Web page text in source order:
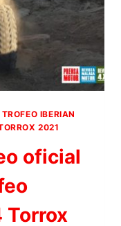
TROFEO IBERIAN
2021
oficial
Torrox